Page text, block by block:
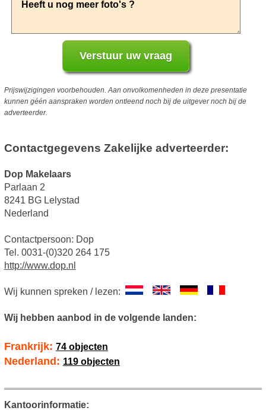
Prijswijzigingen voorbehouden. Aan onvolkomenheden in deze presentatie
kunnen géén aanspraken worden ontleend noch bij de uitgever noch bij de
adverteerder.
Contactgegevens Zakelijke adverteerder:
Dop Makelaars
Parlaan 2
8241 BG Lelystad
Nederland
Contactpersoon: Dop
Tel. 0031-(0)320 264 175
http://www.dop.nl
Wij kunnen spreken / lezen:
Wij hebben aanbod in de volgende landen:
Frankrijk: 74 objecten
Nederland: 119 objecten
Kantoorinformatie: